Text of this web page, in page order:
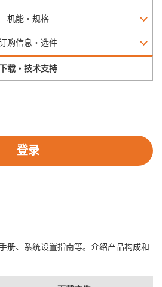
机能・规格
购信息・选件
载・技术支持
登录
册、系统设置指南等。介绍产品构成和